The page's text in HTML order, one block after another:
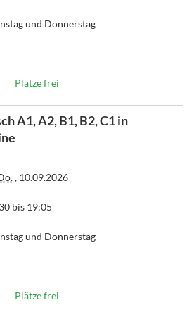
und Donnerstag
Plätze frei
A1, A2, B1, B2, C1 in
, 10.09.2026
bis 19:05
und Donnerstag
Plätze frei